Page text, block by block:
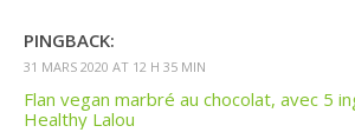
PINGBACK:
31 MARS 2020 AT 12 H 35 MIN
Flan vegan marbré au chocolat, avec 5
Healthy Lalou